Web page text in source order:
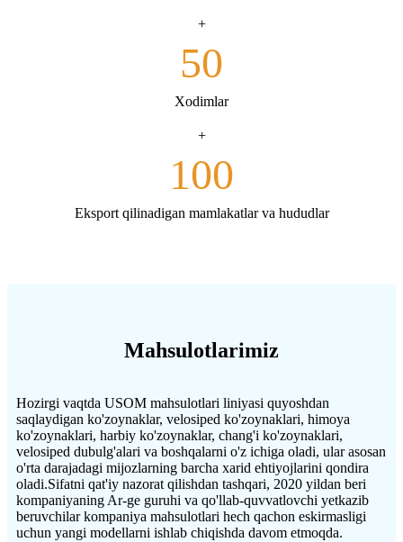
+
50
Xodimlar
+
100
Eksport qilinadigan mamlakatlar va hududlar
Mahsulotlarimiz
Hozirgi vaqtda USOM mahsulotlari liniyasi quyoshdan
saqlaydigan ko'zoynaklar, velosiped ko'zoynaklari, himoya
ko'zoynaklari, harbiy ko'zoynaklar, chang'i ko'zoynaklari,
velosiped dubulg'alari va boshqalarni o'z ichiga oladi, ular asosan
o'rta darajadagi mijozlarning barcha xarid ehtiyojlarini qondira
oladi.Sifatni qat'iy nazorat qilishdan tashqari, 2020 yildan beri
kompaniyaning Ar-ge guruhi va qo'llab-quvvatlovchi yetkazib
beruvchilar kompaniya mahsulotlari hech qachon eskirmasligi
uchun yangi modellarni ishlab chiqishda davom etmoqda.